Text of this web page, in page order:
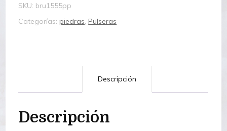
SKU: bru1555pp
Categorías:piedras,Pulseras
Descripción
Descripción